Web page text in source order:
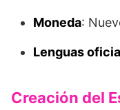
Moneda:
Lenguas
Creación del